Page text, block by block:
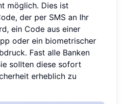
möglich. Dies ist
der per SMS an Ihr
ein Code aus einer
oder ein biometrischer
Fast alle Banken
sollten diese sofort
erheblich zu